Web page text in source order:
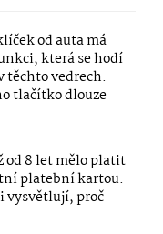
od auta má
která se hodí
těchto vedrech.
tlačítko dlouze
od 8 let mělo platit
platební kartou.
vysvětlují, proč